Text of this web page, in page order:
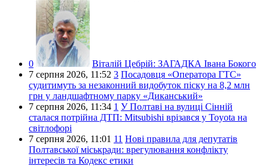
0 Віталій Цебрій: ЗАГАДКА Івана Бокого
7 серпня 2026, 11:52 3 Посадовця «Оператора ГТС»
судитимуть за незаконний видобуток піску на 8,2 млн
грн у ландшафтному парку «Диканський»
7 серпня 2026, 11:34 1 У Полтаві на вулиці Сінній
сталася потрійна ДТП: Mitsubishi врізався у Toyota на
світлофорі
7 серпня 2026, 11:01 11 Нові правила для депутатів
Полтавської міськради: врегулювання конфлікту
інтересів та Кодекс етики